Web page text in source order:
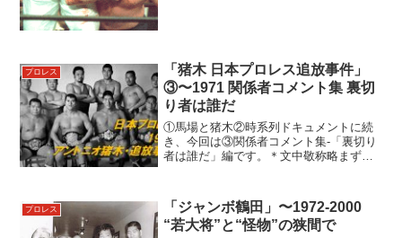
プロレス
「猪木 日本プロレス追放事件」
③〜1971 関係者コメント集 裏切
り者は誰だ
①馬場と猪木②時系列ドキュメントに続
き、今回は③関係者コメント集-「裏切り
者は誰だ」編です。＊文中敬称略まずは
は、アメリカでゴングの加山特派員にイ
ンタビューに答えていま...
プロレス
「ジャンボ鶴田」〜1972-2000
“若大将”と“怪物”の狭間で